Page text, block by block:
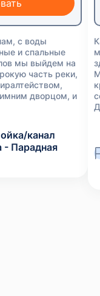
с воды
и спальные
мы выйдем на
часть реки,
дворцом, и
канал
- Парадная